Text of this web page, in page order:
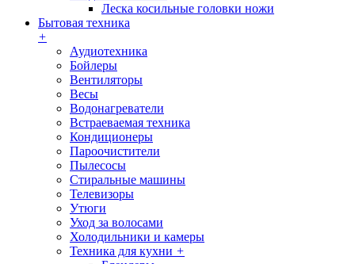
Леска косильные головки ножи
Бытовая техника
+
Аудиотехника
Бойлеры
Вентиляторы
Весы
Водонагреватели
Встраеваемая техника
Кондиционеры
Пароочистители
Пылесосы
Стиральные машины
Телевизоры
Утюги
Уход за волосами
Холодильники и камеры
Техника для кухни +